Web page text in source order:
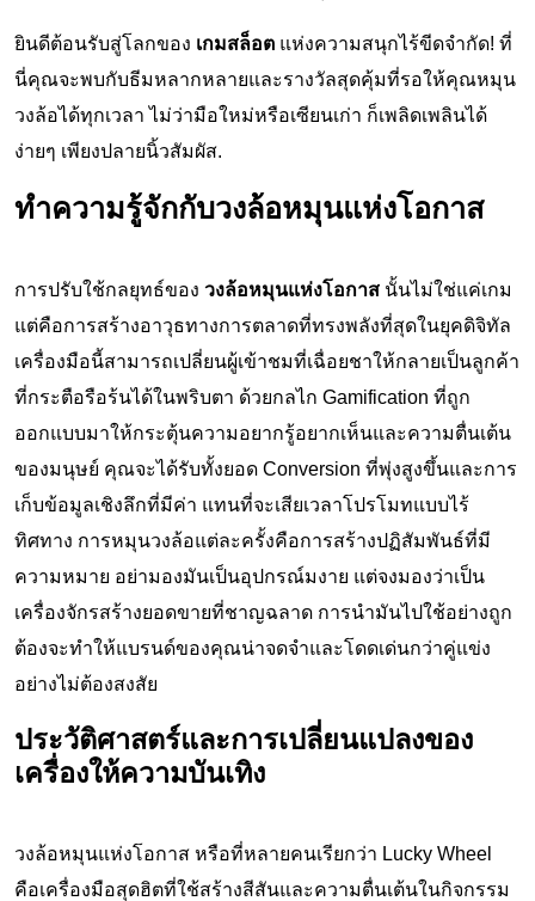
ยินดีต้อนรับสู่โลกของ เกมสล็อต แห่งความสนุกไร้ขีดจำกัด! ที่
นี่คุณจะพบกับธีมหลากหลายและรางวัลสุดคุ้มที่รอให้คุณหมุน
วงล้อได้ทุกเวลา ไม่ว่ามือใหม่หรือเซียนเก่า ก็เพลิดเพลินได้
ง่ายๆ เพียงปลายนิ้วสัมผัส.
ทำความรู้จักกับวงล้อหมุนแห่งโอกาส
การปรับใช้กลยุทธ์ของ วงล้อหมุนแห่งโอกาส นั้นไม่ใช่แค่เกม
แต่คือการสร้างอาวุธทางการตลาดที่ทรงพลังที่สุดในยุคดิจิทัล
เครื่องมือนี้สามารถเปลี่ยนผู้เข้าชมที่เฉื่อยชาให้กลายเป็นลูกค้า
ที่กระตือรือร้นได้ในพริบตา ด้วยกลไก Gamification ที่ถูก
ออกแบบมาให้กระตุ้นความอยากรู้อยากเห็นและความตื่นเต้น
ของมนุษย์ คุณจะได้รับทั้งยอด Conversion ที่พุ่งสูงขึ้นและการ
เก็บข้อมูลเชิงลึกที่มีค่า แทนที่จะเสียเวลาโปรโมทแบบไร้
ทิศทาง การหมุนวงล้อแต่ละครั้งคือการสร้างปฏิสัมพันธ์ที่มี
ความหมาย อย่ามองมันเป็นอุปกรณ์มงาย แต่จงมองว่าเป็น
เครื่องจักรสร้างยอดขายที่ชาญฉลาด การนำมันไปใช้อย่างถูก
ต้องจะทำให้แบรนด์ของคุณน่าจดจำและโดดเด่นกว่าคู่แข่ง
อย่างไม่ต้องสงสัย
ประวัติศาสตร์และการเปลี่ยนแปลงของ
เครื่องให้ความบันเทิง
วงล้อหมุนแห่งโอกาส หรือที่หลายคนเรียกว่า Lucky Wheel
คือเครื่องมือสุดฮิตที่ใช้สร้างสีสันและความตื่นเต้นในกิจกรรม